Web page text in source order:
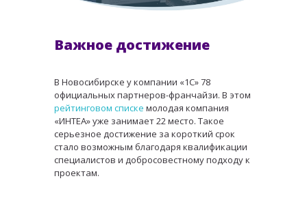
Важное достижение
В Новосибирске у компании «1С» 78
официальных партнеров-франчайзи. В этом
рейтинговом списке молодая компания
«ИНТЕА» уже занимает 22 место. Такое
серьезное достижение за короткий срок
стало возможным благодаря квалификации
специалистов и добросовестному подходу к
проектам.